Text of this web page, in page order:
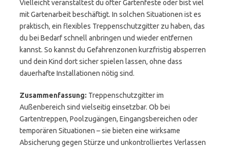
Vielleicht veranstaltest du öfter Gartenfeste oder bist viel
mit Gartenarbeit beschäftigt. In solchen Situationen ist es
praktisch, ein flexibles Treppenschutzgitter zu haben, das
du bei Bedarf schnell anbringen und wieder entfernen
kannst. So kannst du Gefahrenzonen kurzfristig absperren
und dein Kind dort sicher spielen lassen, ohne dass
dauerhafte Installationen nötig sind.
Zusammenfassung: Treppenschutzgitter im
Außenbereich sind vielseitig einsetzbar. Ob bei
Gartentreppen, Poolzugängen, Eingangsbereichen oder
temporären Situationen – sie bieten eine wirksame
Absicherung gegen Stürze und unkontrolliertes Verlassen